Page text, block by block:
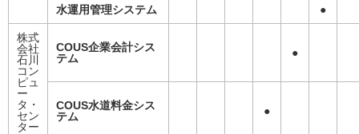
水運用管理システム ●
株式
会社
石川
コン
ピュ
ー
タ・
セン
ター
COUS企業会計シス
テム
●
COUS水道料金シス
テム
●